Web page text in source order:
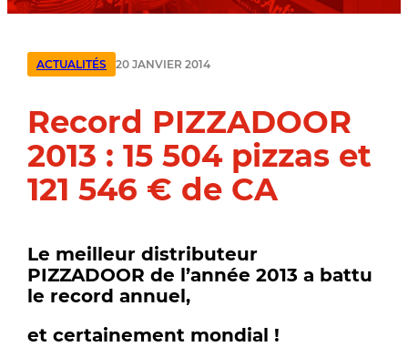
ACTUALITÉS 20 JANVIER 2014
Record PIZZADOOR
2013 : 15 504 pizzas et
121 546 € de CA
Le meilleur distributeur
PIZZADOOR de l’année 2013 a battu
le record annuel,
et certainement mondial !